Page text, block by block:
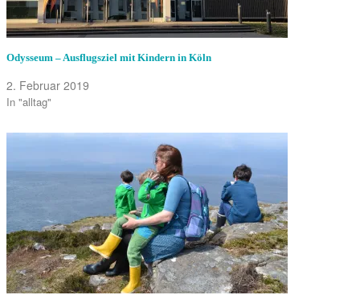
Odysseum – Ausflugsziel mit Kindern in Köln
2. Februar 2019
In "alltag"